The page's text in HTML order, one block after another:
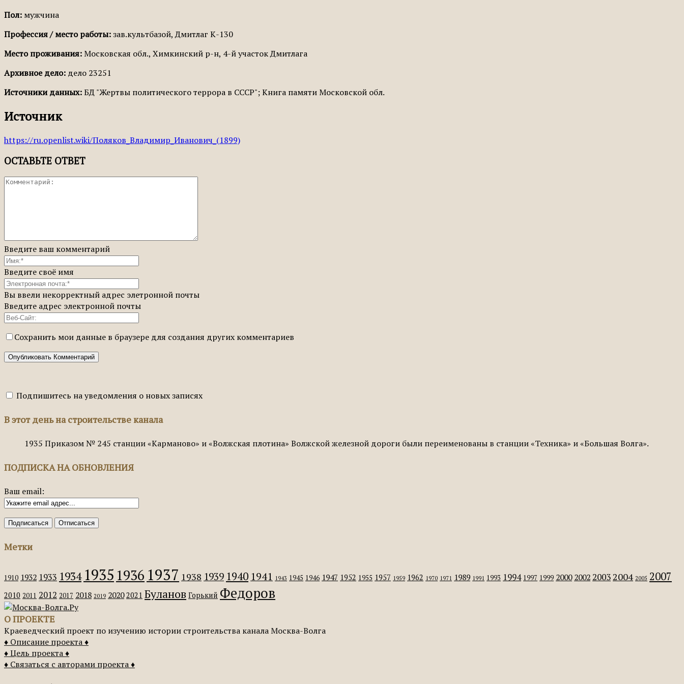
Пол: мужчина
Профессия / место работы:зав.культбазой, Дмитлаг К-130
Место проживания:Московская обл., Химкинский р-н, 4-й участок Дмитлага
Архивное дело: дело 23251
Источники данных:БД "Жертвы политического террора в СССР"; Книга памяти Московской обл.
Источник
https://ru.openlist.wiki/Поляков_Владимир_Иванович_(1899)
ОСТАВЬТЕ ОТВЕТ
Введите ваш комментарий
Введите своё имя
Вы ввели некорректный адрес элетронной почты
Введите адрес электронной почты
Сохранить мои данные в браузере для создания других комментариев
Подпишитесь на уведомления о новых записях
В этот день на строительстве канала
1935 Приказом № 245 станции «Карманово» и «Волжская плотина» Волжской железной дороги были переименованы в станции «Техника» и «Большая Волга».
ПОДПИСКА НА ОБНОВЛЕНИЯ
Ваш email:
Метки
1910 1932 1933 1934 1935 1936 1937 1938 1939 1940 1941 1943 1945 1946 1947 1952 1955 1957 1959 1962 1970 1971 1989 1991 1993 1994 1997 1999 2000 2002 2003 2004 2005 2007
2010 2011 2012 2017 2018 2019 2020 2021 Буланов Горький Федоров
О ПРОЕКТЕ
Краеведческий проект по изучению истории строительства канала Москва-Волга
♦ Описание проекта ♦
♦ Цель проекта ♦
♦ Связаться с авторами проекта ♦